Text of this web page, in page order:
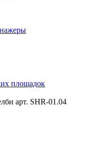
площадок
арт. SHR-01.04